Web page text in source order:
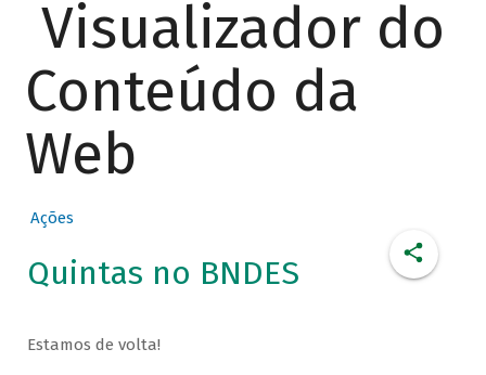
Visualizador do
Conteúdo da
Web
Ações
Quintas no BNDES
Estamos de volta!